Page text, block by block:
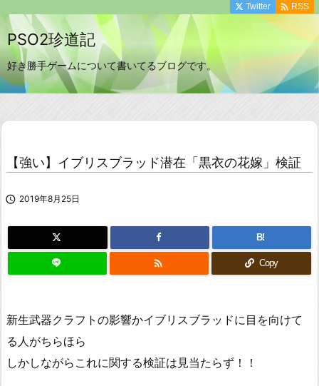
PSO2珍道記
好き勝手ゲームについて書いてるブログです。
Twitter  RSS
【強い】イブリスブラッド潜在「黒衣の花嫁」検証
 2019年8月25日
B!
 Copy
新生武器クラフトの影響かイブリスブラッドに目を向けて
る人がちらほら
しかしながらこれに関する検証は見当たらず！！